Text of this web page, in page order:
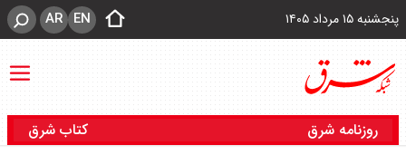
پنجشنبه ۱۵ مرداد ۱۴۰۵ EN
AR
روزنامه شرق کتاب شرق